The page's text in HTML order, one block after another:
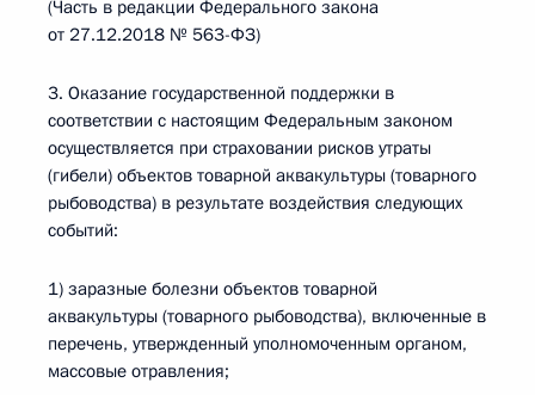
(Часть в редакции Федерального закона
от 27.12.2018 № 563-ФЗ)
3. Оказание государственной поддержки в
соответствии с настоящим Федеральным законом
осуществляется при страховании рисков утраты
(гибели) объектов товарной аквакультуры (товарного
рыбоводства) в результате воздействия следующих
событий:
1) заразные болезни объектов товарной
аквакультуры (товарного рыбоводства), включенные в
перечень, утвержденный уполномоченным органом,
массовые отравления;